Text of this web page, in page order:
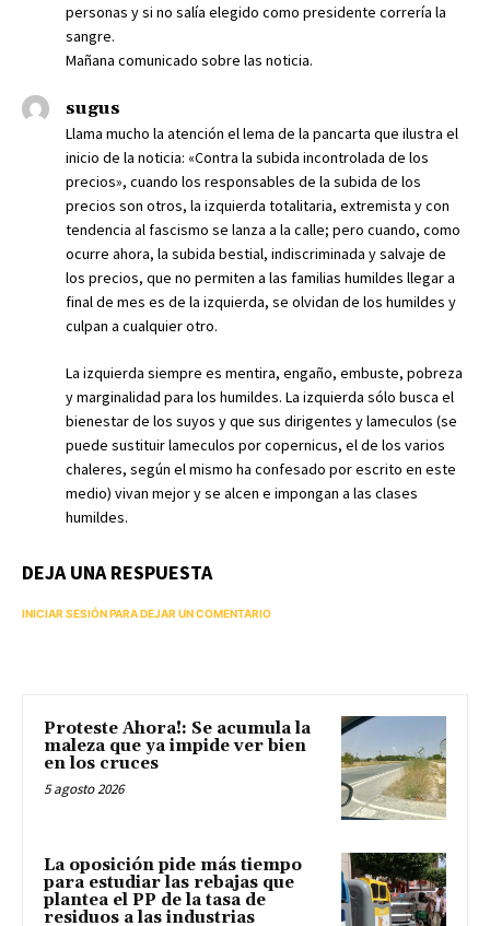
personas y si no salía elegido como presidente correría la
sangre.
Mañana comunicado sobre las noticia.
sugus
Llama mucho la atención el lema de la pancarta que ilustra el
inicio de la noticia: «Contra la subida incontrolada de los
precios», cuando los responsables de la subida de los
precios son otros, la izquierda totalitaria, extremista y con
tendencia al fascismo se lanza a la calle; pero cuando, como
ocurre ahora, la subida bestial, indiscriminada y salvaje de
los precios, que no permiten a las familias humildes llegar a
final de mes es de la izquierda, se olvidan de los humildes y
culpan a cualquier otro.
La izquierda siempre es mentira, engaño, embuste, pobreza
y marginalidad para los humildes. La izquierda sólo busca el
bienestar de los suyos y que sus dirigentes y lameculos (se
puede sustituir lameculos por copernicus, el de los varios
chaleres, según el mismo ha confesado por escrito en este
medio) vivan mejor y se alcen e impongan a las clases
humildes.
DEJA UNA RESPUESTA
INICIAR SESIÓN PARA DEJAR UN COMENTARIO
Proteste Ahora!: Se acumula la
maleza que ya impide ver bien
en los cruces
5 agosto 2026
La oposición pide más tiempo
para estudiar las rebajas que
plantea el PP de la tasa de
residuos a las industrias